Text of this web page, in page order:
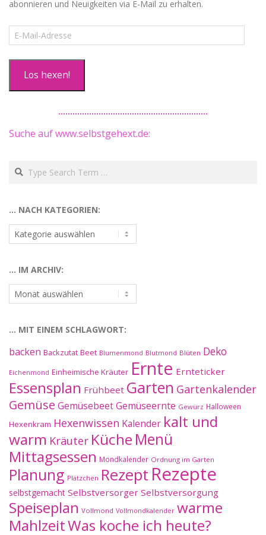
abonnieren und Neuigkeiten via E-Mail zu erhalten.
E-
Mail-
Los hexen!
Suche auf www.selbstgehext.de:
Search
… NACH KATEGORIEN:
…
nach
… IM ARCHIV:
…
im
… MIT EINEM SCHLAGWORT:
backen Backzutat Beet Blumenmond Blutmond Blüten Deko
Eichenmond Einheimische Kräuter Ernte Ernteticker
Essensplan Frühbeet Garten Gartenkalender
Gemüse GemüsebeetGemüseernte Gewürz Halloween
Hexenkram Hexenwissen Kalender kalt und
warm Kräuter Küche Menü
Mittagsessen Mondkalender Ordnung im Garten
Planung Plätzchen Rezept Rezepte
selbstgemacht Selbstversorger Selbstversorgung
Speiseplan Vollmond Vollmondkalender warme
MahlzeitWas koche ich heute?